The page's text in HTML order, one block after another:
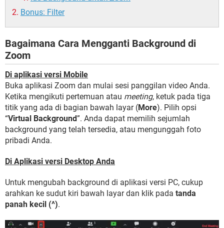
Bonus: Filter
Bagaimana Cara Mengganti Background di
Zoom
Di aplikasi versi Mobile
Buka aplikasi Zoom dan mulai sesi panggilan video Anda.
Ketika mengikuti pertemuan atau meeting, ketuk pada tiga
titik yang ada di bagian bawah layar (More). Pilih opsi
“Virtual Background”. Anda dapat memilih sejumlah
background yang telah tersedia, atau mengunggah foto
pribadi Anda.
Di Aplikasi versi Desktop Anda
Untuk mengubah background di aplikasi versi PC, cukup
arahkan ke sudut kiri bawah layar dan klik pada tanda
panah kecil (^).